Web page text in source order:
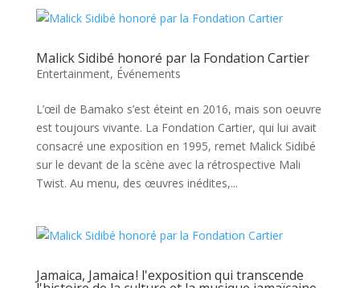
Malick Sidibé honoré par la Fondation Cartier
Entertainment, Événements
L’œil de Bamako s’est éteint en 2016, mais son oeuvre
est toujours vivante. La Fondation Cartier, qui lui avait
consacré une exposition en 1995, remet Malick Sidibé
sur le devant de la scène avec la rétrospective Mali
Twist. Au menu, des œuvres inédites,...
Jamaica, Jamaica ! l'exposition qui transcende